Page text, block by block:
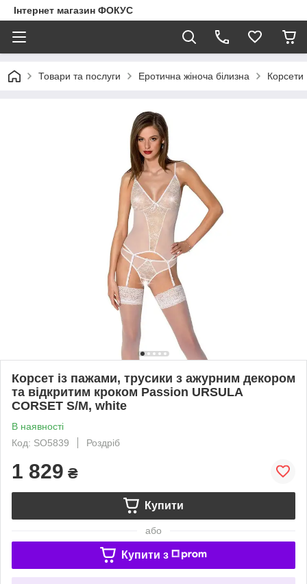
Інтернет магазин ФОКУС
Товари та послуги Еротична жіноча білизна Корсети
Корсет із пажами, трусики з ажурним декором
та відкритим кроком Passion URSULA
CORSET S/M, white
В наявності
Код: SO5839
Роздріб
1 829 ₴
Купити
або
Купити з